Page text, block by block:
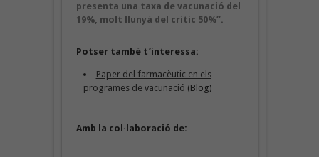
presenta una taxa de vacunació del
19%, molt llunyà del crític 50%”.
Potser també t’interessa:
Paper del farmacèutic en els
programes de vacunació (Blog)
Amb la col·laboració de: